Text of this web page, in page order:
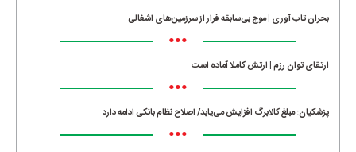
بحران تاب آوری | موج بی‌سابقه فرار از سرزمین‌های اشغالی
•••
ارتقای توان رزم | ارتش کاملا آماده است
•••
پزشکیان: مبلغ کالابرگ افزایش می‌یابد/ اصلاح نظام بانکی ادامه دارد
•••